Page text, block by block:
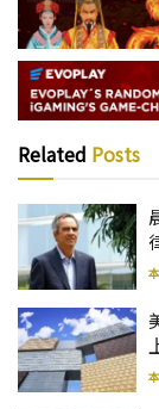
Related Posts